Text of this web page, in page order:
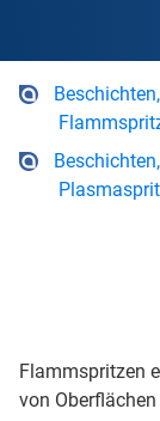
Flammspritzen
von